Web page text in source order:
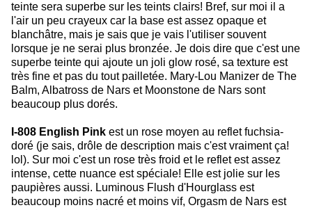
teinte sera superbe sur les teints clairs! Bref, sur moi il a
l'air un peu crayeux car la base est assez opaque et
blanchâtre, mais je sais que je vais l'utiliser souvent
lorsque je ne serai plus bronzée. Je dois dire que c'est une
superbe teinte qui ajoute un joli glow rosé, sa texture est
très fine et pas du tout pailletée. Mary-Lou Manizer de The
Balm, Albatross de Nars et Moonstone de Nars sont
beaucoup plus dorés.
I-808 English Pink est un rose moyen au reflet fuchsia-
doré (je sais, drôle de description mais c'est vraiment ça!
lol). Sur moi c'est un rose très froid et le reflet est assez
intense, cette nuance est spéciale! Elle est jolie sur les
paupières aussi. Luminous Flush d'Hourglass est
beaucoup moins nacré et moins vif, Orgasm de Nars est